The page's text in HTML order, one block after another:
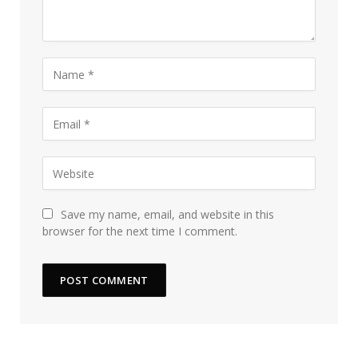
Save my name, email, and website in this
browser for the next time I comment.